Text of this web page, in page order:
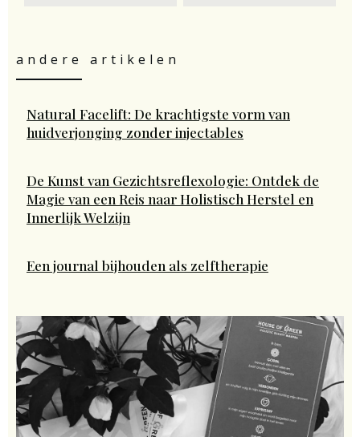
andere artikelen
Natural Facelift: De krachtigste vorm van
huidverjonging zonder injectables
De Kunst van Gezichtsreflexologie: Ontdek de
Magie van een Reis naar Holistisch Herstel en
Innerlijk Welzijn
Een journal bijhouden als zelftherapie